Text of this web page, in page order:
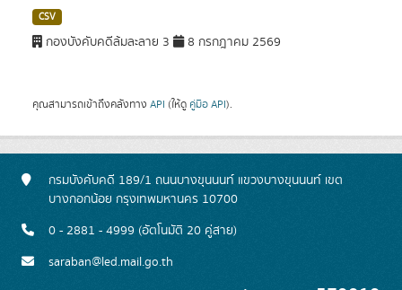
CSV
กองบังคับคดีล้มละลาย 3 8 กรกฎาคม 2569
คุณสามารถเข้าถึงคลังทาง API (ให้ดู คู่มือ API).
กรมบังคับคดี 189/1 ถนนบางขุนนนท์ แขวงบางขุนนนท์ เขต
บางกอกน้อย กรุงเทพมหานคร 10700
0 - 2881 - 4999 (อัตโนมัติ 20 คู่สาย)
saraban@led.mail.go.th